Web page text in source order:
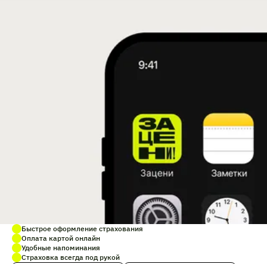
Быстрое оформление страхования
Оплата картой онлайн
Удобные напоминания
Страховка всегда под рукой